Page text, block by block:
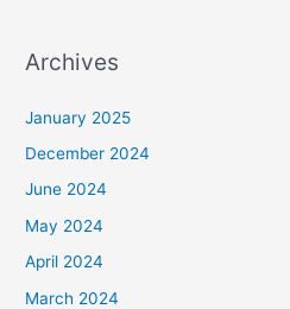
Archives
January 2025
December 2024
June 2024
May 2024
April 2024
March 2024